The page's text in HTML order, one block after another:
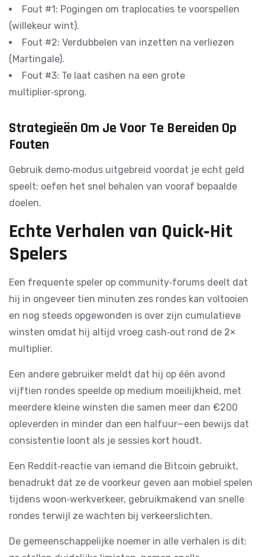
Fout #1: Pogingen om traplocaties te voorspellen
(willekeur wint).
Fout #2: Verdubbelen van inzetten na verliezen
(Martingale).
Fout #3: Te laat cashen na een grote
multiplier‑sprong.
Strategieën Om Je Voor Te Bereiden Op
Fouten
Gebruik demo‑modus uitgebreid voordat je echt geld
speelt; oefen het snel behalen van vooraf bepaalde
doelen.
Echte Verhalen van Quick‑Hit
Spelers
Een frequente speler op community‑forums deelt dat
hij in ongeveer tien minuten zes rondes kan voltooien
en nog steeds opgewonden is over zijn cumulatieve
winsten omdat hij altijd vroeg cash‑out rond de 2×
multiplier.
Een andere gebruiker meldt dat hij op één avond
vijftien rondes speelde op medium moeilijkheid, met
meerdere kleine winsten die samen meer dan €200
opleverden in minder dan een halfuur—een bewijs dat
consistentie loont als je sessies kort houdt.
Een Reddit‑reactie van iemand die Bitcoin gebruikt,
benadrukt dat ze de voorkeur geven aan mobiel spelen
tijdens woon‑werkverkeer, gebruikmakend van snelle
rondes terwijl ze wachten bij verkeerslichten.
De gemeenschappelijke noemer in alle verhalen is dit: